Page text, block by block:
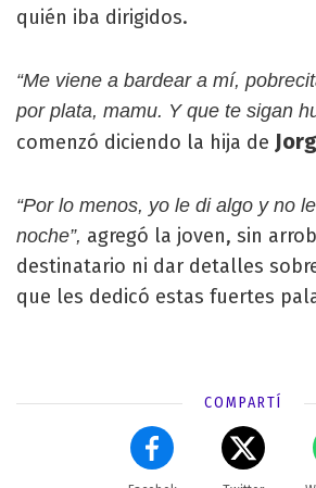
quién iba dirigidos.
“Me viene a bardear a mí,
por plata, mamu. Y que te sigan
comenzó diciendo la hija de
“Por lo menos, yo le di algo y no
noche”, agregó la joven, sin
destinatario ni dar detalles
que les dedicó estas fuertes
COMPARTÍ